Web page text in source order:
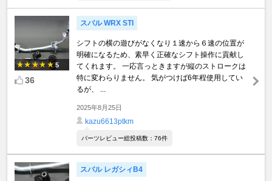
5
36
スバル WRX STI
シフトの横の遊びがなくなり１速から６速の位置が
明確になるため、素早く正確なシフト操作に貢献し
てくれます。 一応言っときますが縦のストロークは
特に変わらりません。 気がつけば6年程使用してい
るが、 ...
2025年8月25日
kazu6613ptkm
パーツレビュー総投稿数：76件
スバル レガシィB4